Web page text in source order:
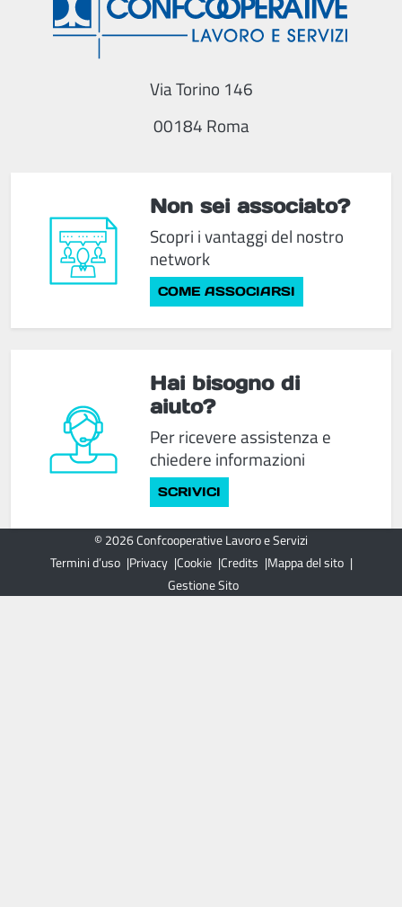
Non sei associato?
Scopri i vantaggi del nostro
network
COME ASSOCIARSI
Via Torino 146
00184 Roma
Hai bisogno di
aiuto?
Per ricevere assistenza e
chiedere informazioni
SCRIVICI
© 2026 Confcooperative Lavoro e Servizi
Termini d’uso Privacy Cookie Credits Mappa del sito
Gestione Sito